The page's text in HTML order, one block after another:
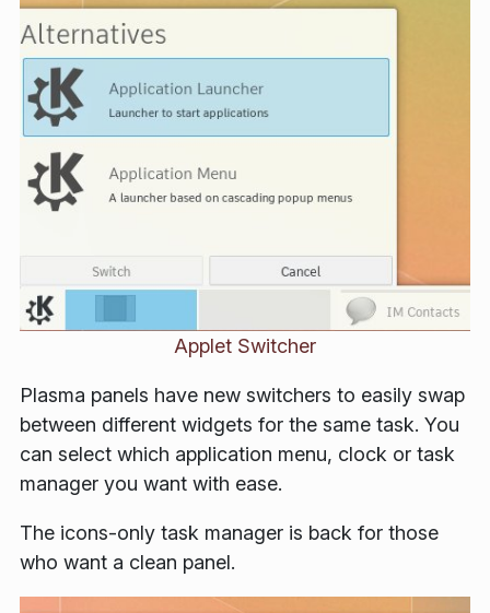
Applet Switcher
Plasma panels have new switchers to easily swap
between different widgets for the same task. You
can select which application menu, clock or task
manager you want with ease.
The icons-only task manager is back for those
who want a clean panel.